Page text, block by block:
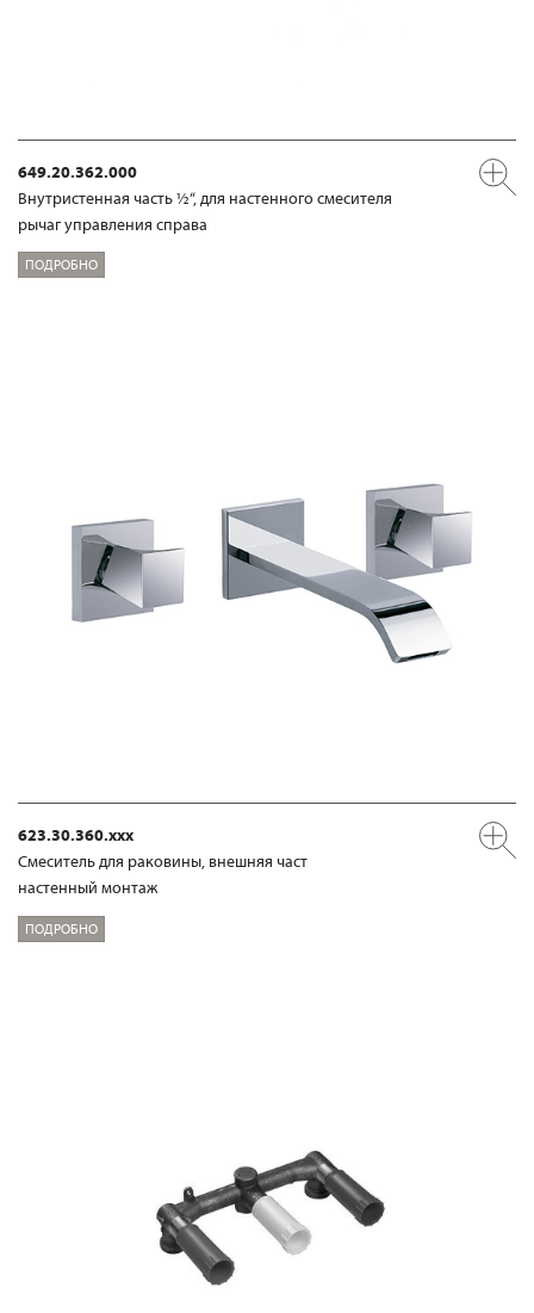
649.20.362.000
Внутристенная часть ½“, для настенного смесителя
рычаг управления справа
ПОДРОБНО
623.30.360.xxx
Смеситель для раковины, внешняя част
настенный монтаж
ПОДРОБНО